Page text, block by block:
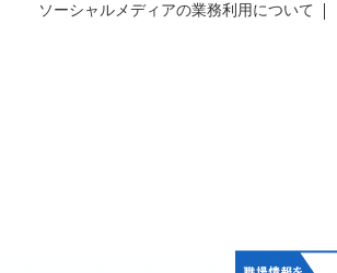
ソーシャルメディアの業務利用について